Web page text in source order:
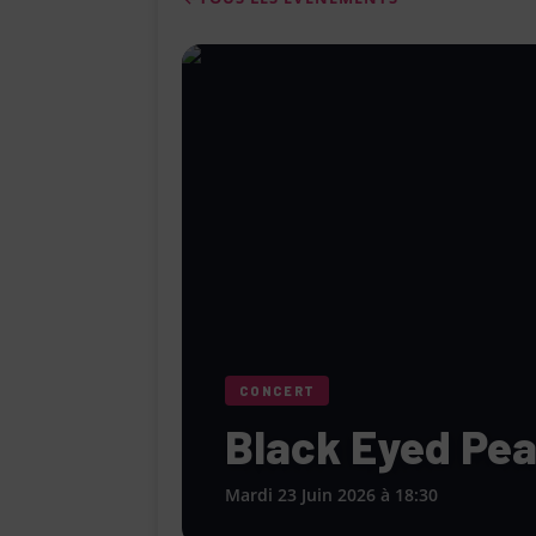
CONCERT
Black Eyed
Mardi 23 Juin 2026 à 18:30